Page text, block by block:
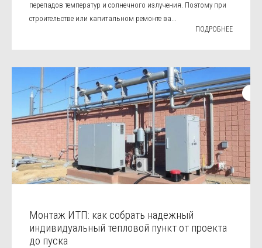
перепадов температур и солнечного излучения. Поэтому при
строительстве или капитальном ремонте ва...
ПОДРОБНЕЕ
Монтаж ИТП: как собрать надежный
индивидуальный тепловой пункт от проекта
до пуска